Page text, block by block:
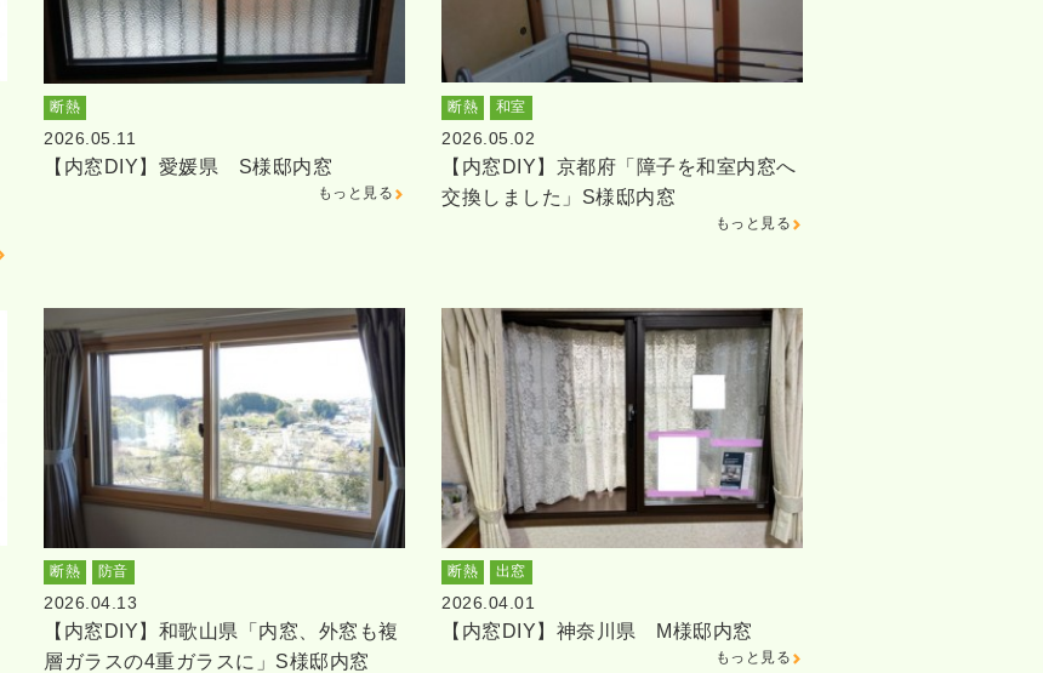
断熱
2026.05.11
【内窓DIY】愛媛県 S様邸内窓
もっと見る
断熱 和室
2026.05.02
【内窓DIY】京都府「障子を和室内窓へ
交換しました」S様邸内窓
もっと見る
断熱 防音
2026.04.13
【内窓DIY】和歌山県「内窓、外窓も複
層ガラスの4重ガラスに」S様邸内窓
断熱 出窓
2026.04.01
【内窓DIY】神奈川県 M様邸内窓
もっと見る